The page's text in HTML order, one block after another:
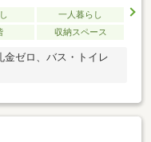
一人暮らし
収納スペース
金ゼロ、バス・トイレ